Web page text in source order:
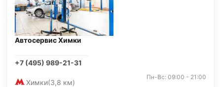
Автосервис Химки
+7 (495) 989-21-31
Химки(3,8 км)
Пн-Вс: 09:00 - 21:00